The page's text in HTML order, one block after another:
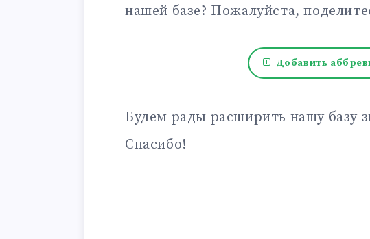
нашей базе? Пожалуйста,
Добавить
Будем рады расширить нашу базу
Спасибо!